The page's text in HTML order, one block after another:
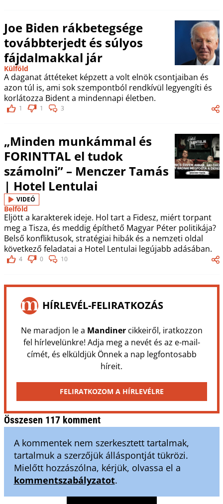
Joe Biden rákbetegsége
továbbterjedt és súlyos
fájdalmakkal jár
Külföld
A daganat áttéteket képzett a volt elnök csontjaiban és
azon túl is, ami sok szempontból rendkívül legyengíti és
korlátozza Bident a mindennapi életben.
1 1 3
„Minden munkámmal és
FORINTTAL el tudok
számolni” – Menczer Tamás
| Hotel Lentulai
VIDEÓ
Belföld
Eljött a karakterek ideje. Hol tart a Fidesz, miért torpant
meg a Tisza, és meddig építhető Magyar Péter politikája?
Belső konfliktusok, stratégiai hibák és a nemzeti oldal
következő feladatai a Hotel Lentulai legújabb adásában.
4 0 10
HÍRLEVÉL-FELIRATKOZÁS
Ne maradjon le a Mandinercikkeiről, iratkozzon
fel hírlevelünkre! Adja meg a nevét és az e-mail-
címét, és elküldjük Önnek a nap legfontosabb
híreit.
FELIRATKOZOM A HÍRLEVÉLRE
Összesen 117 komment
A kommentek nem szerkesztett tartalmak,
tartalmuk a szerzőjük álláspontját tükrözi.
Mielőtt hozzászólna, kérjük, olvassa el a
kommentszabályzatot.